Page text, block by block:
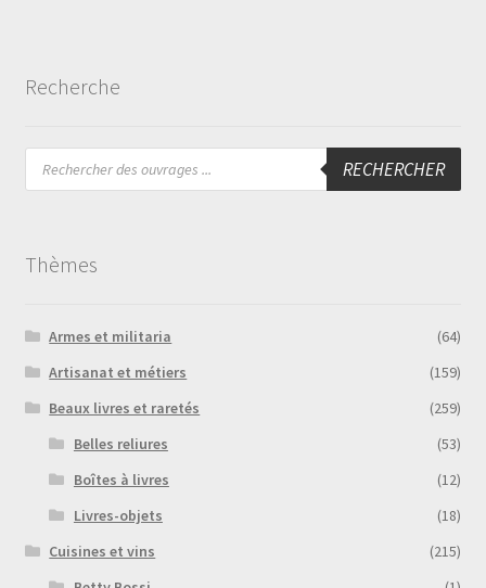
Recherche
Recherche
produits
RECHERCHER
Thèmes
Armes et militaria
(64)
Artisanat et métiers
(159)
Beaux livres et raretés
(259)
Belles reliures
(53)
Boîtes à livres
(12)
Livres-objets
(18)
Cuisines et vins
(215)